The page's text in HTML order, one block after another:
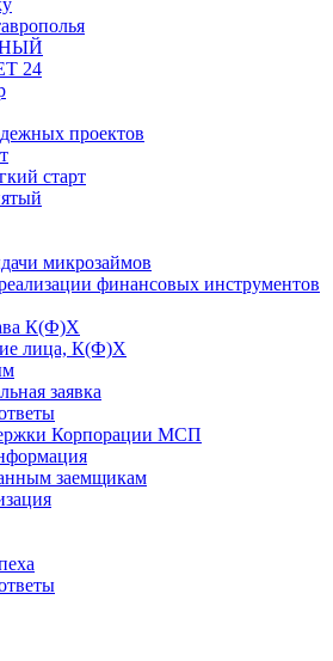
24
проектов
старт
микрозаймов
финансовых инструментов
К(Ф)Х
лица, К(Ф)Х
заявка
Корпорации МСП
заемщикам